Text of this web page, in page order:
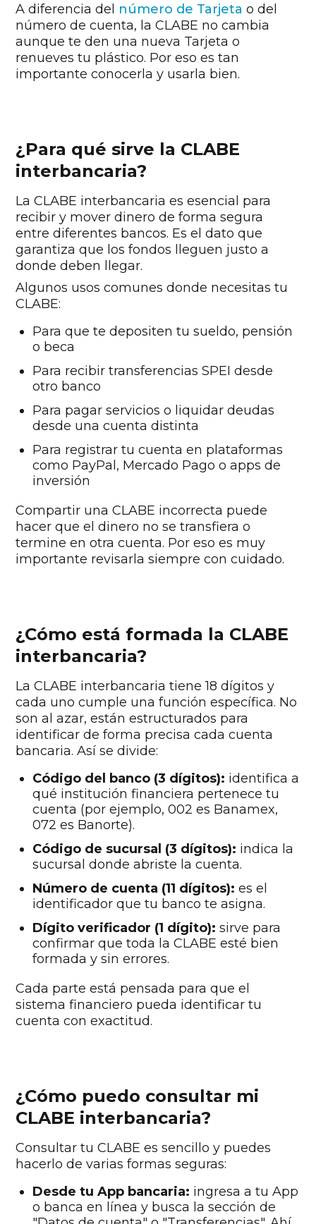
A diferencia del número de Tarjeta o del
número de cuenta, la CLABE no cambia
aunque te den una nueva Tarjeta o
renueves tu plástico. Por eso es tan
importante conocerla y usarla bien.
¿Para qué sirve la CLABE
interbancaria?
La CLABE interbancaria es esencial para
recibir y mover dinero de forma segura
entre diferentes bancos. Es el dato que
garantiza que los fondos lleguen justo a
donde deben llegar.
Algunos usos comunes donde necesitas tu
CLABE:
Para que te depositen tu sueldo, pensión
o beca
Para recibir transferencias SPEI desde
otro banco
Para pagar servicios o liquidar deudas
desde una cuenta distinta
Para registrar tu cuenta en plataformas
como PayPal, Mercado Pago o apps de
inversión
Compartir una CLABE incorrecta puede
hacer que el dinero no se transfiera o
termine en otra cuenta. Por eso es muy
importante revisarla siempre con cuidado.
¿Cómo está formada la CLABE
interbancaria?
La CLABE interbancaria tiene 18 dígitos y
cada uno cumple una función específica. No
son al azar, están estructurados para
identificar de forma precisa cada cuenta
bancaria. Así se divide:
Código del banco (3 dígitos): identifica a
qué institución financiera pertenece tu
cuenta (por ejemplo, 002 es Banamex,
072 es Banorte).
Código de sucursal (3 dígitos): indica la
sucursal donde abriste la cuenta.
Número de cuenta (11 dígitos): es el
identificador que tu banco te asigna.
Dígito verificador (1 dígito): sirve para
confirmar que toda la CLABE esté bien
formada y sin errores.
Cada parte está pensada para que el
sistema financiero pueda identificar tu
cuenta con exactitud.
¿Cómo puedo consultar mi
CLABE interbancaria?
Consultar tu CLABE es sencillo y puedes
hacerlo de varias formas seguras:
Desde tu App bancaria: ingresa a tu App
o banca en línea y busca la sección de